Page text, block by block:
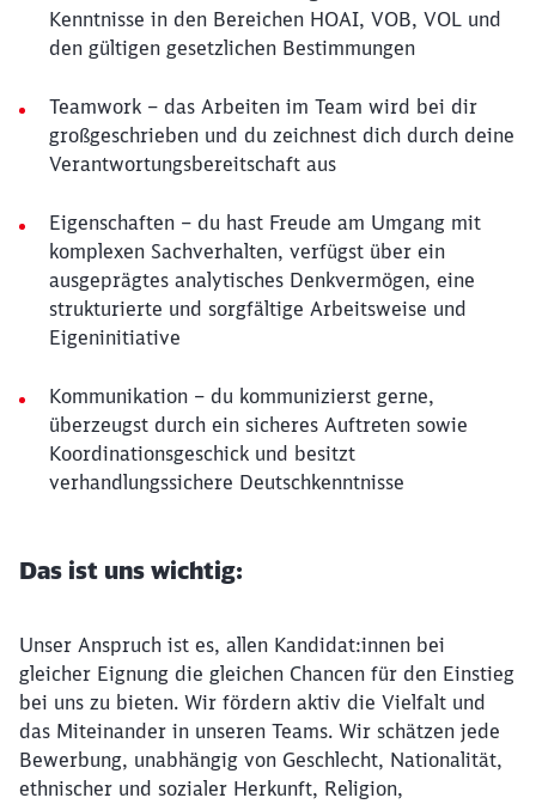
Kenntnisse in den Bereichen HOAI, VOB, VOL und
den gültigen gesetzlichen Bestimmungen
Teamwork – das Arbeiten im Team wird bei dir
großgeschrieben und du zeichnest dich durch deine
Verantwortungsbereitschaft aus
Eigenschaften – du hast Freude am Umgang mit
komplexen Sachverhalten, verfügst über ein
ausgeprägtes analytisches Denkvermögen, eine
strukturierte und sorgfältige Arbeitsweise und
Eigeninitiative
Kommunikation – du kommunizierst gerne,
überzeugst durch ein sicheres Auftreten sowie
Koordinationsgeschick und besitzt
verhandlungssichere Deutschkenntnisse
Das ist uns wichtig:
Unser Anspruch ist es, allen Kandidat:innen bei
gleicher Eignung die gleichen Chancen für den Einstieg
bei uns zu bieten. Wir fördern aktiv die Vielfalt und
das Miteinander in unseren Teams. Wir schätzen jede
Bewerbung, unabhängig von Geschlecht, Nationalität,
ethnischer und sozialer Herkunft, Religion,